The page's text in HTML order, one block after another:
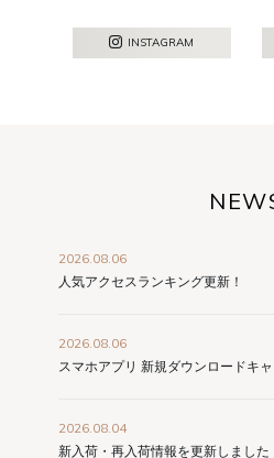
INSTAGRAM
2026.08.06
人気アクセスランキング更新！
2026.08.06
スマホアプリ 新規ダウンロードキ
2026.08.04
新入荷・再入荷情報を更新しました